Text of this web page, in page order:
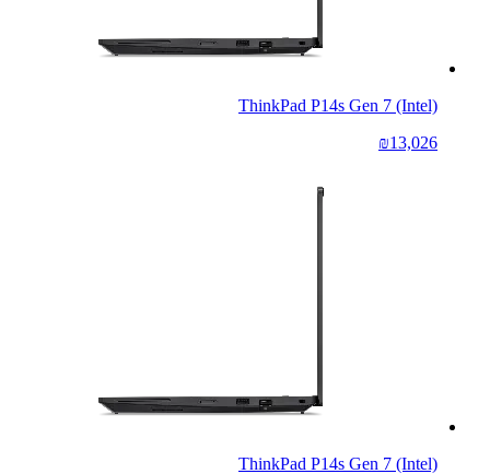
ThinkPad P14s Gen 7 (Intel)
₪13,026
ThinkPad P14s Gen 7 (Intel)